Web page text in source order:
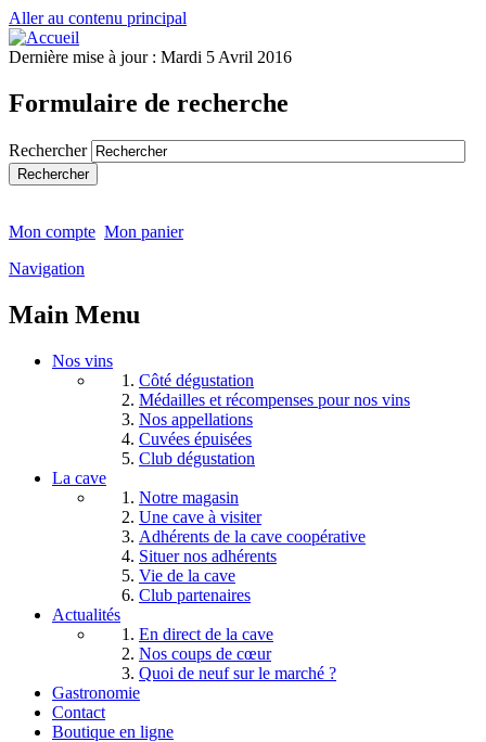
Aller au contenu principal
Dernière mise à jour : Mardi 5 Avril 2016
Formulaire de recherche
Rechercher
Mon compte Mon panier
Navigation
Main Menu
Nos vins
Côté dégustation
Médailles et récompenses pour nos vins
Nos appellations
Cuvées épuisées
Club dégustation
La cave
Notre magasin
Une cave à visiter
Adhérents de la cave coopérative
Situer nos adhérents
Vie de la cave
Club partenaires
Actualités
En direct de la cave
Nos coups de cœur
Quoi de neuf sur le marché ?
Gastronomie
Contact
Boutique en ligne